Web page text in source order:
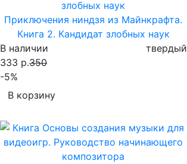
Приключения ниндзя из Майнкрафта.
Книга 2. Кандидат злобных наук
В наличии
твердый
333 р.350
-5%
В корзину